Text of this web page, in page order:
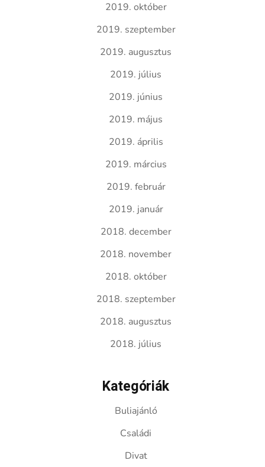
2019. október
2019. szeptember
2019. augusztus
2019. július
2019. június
2019. május
2019. április
2019. március
2019. február
2019. január
2018. december
2018. november
2018. október
2018. szeptember
2018. augusztus
2018. július
Kategóriák
Buliajánló
Családi
Divat